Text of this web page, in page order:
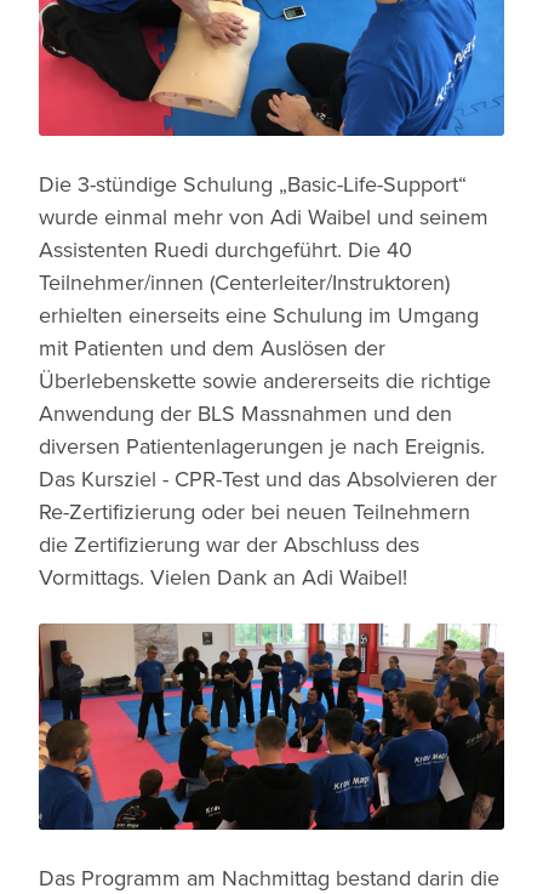
Die 3-stündige Schulung „Basic-Life-Support“
wurde einmal mehr von Adi Waibel und seinem
Assistenten Ruedi durchgeführt. Die 40
Teilnehmer/innen (Centerleiter/Instruktoren)
erhielten einerseits eine Schulung im Umgang
mit Patienten und dem Auslösen der
Überlebenskette sowie andererseits die richtige
Anwendung der BLS Massnahmen und den
diversen Patientenlagerungen je nach Ereignis.
Das Kursziel - CPR-Test und das Absolvieren der
Re-Zertifizierung oder bei neuen Teilnehmern
die Zertifizierung war der Abschluss des
Vormittags. Vielen Dank an Adi Waibel!
Das Programm am Nachmittag bestand darin die